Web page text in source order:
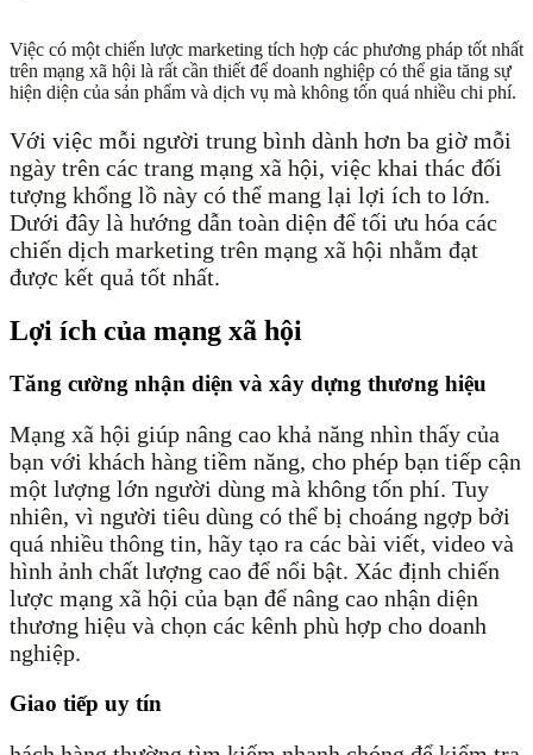
Việc có một chiến lược marketing tích hợp các phương pháp tốt nhất
trên mạng xã hội là rất cần thiết để doanh nghiệp có thể gia tăng sự
hiện diện của sản phẩm và dịch vụ mà không tốn quá nhiều chi phí.
Với việc mỗi người trung bình dành hơn ba giờ mỗi
ngày trên các trang mạng xã hội, việc khai thác đối
tượng khổng lồ này có thể mang lại lợi ích to lớn.
Dưới đây là hướng dẫn toàn diện để tối ưu hóa các
chiến dịch marketing trên mạng xã hội nhằm đạt
được kết quả tốt nhất.
Lợi ích của mạng xã hội
Tăng cường nhận diện và xây dựng thương hiệu
Mạng xã hội giúp nâng cao khả năng nhìn thấy của
bạn với khách hàng tiềm năng, cho phép bạn tiếp cận
một lượng lớn người dùng mà không tốn phí. Tuy
nhiên, vì người tiêu dùng có thể bị choáng ngợp bởi
quá nhiều thông tin, hãy tạo ra các bài viết, video và
hình ảnh chất lượng cao để nổi bật. Xác định chiến
lược mạng xã hội của bạn để nâng cao nhận diện
thương hiệu và chọn các kênh phù hợp cho doanh
nghiệp.
Giao tiếp uy tín